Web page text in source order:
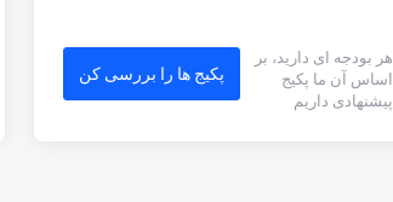
هر بودجه ای دارید، بر
اساس آن ما پکیج
پیشنهادی داریم
پکیج ها را بررسی کن